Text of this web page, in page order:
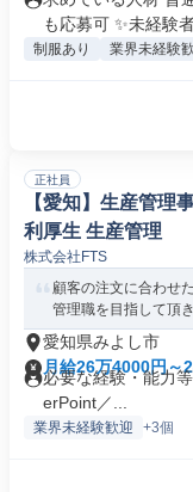
も応募可 ✨未経験
制服あり 業界未経験
正社員
【愛知】生産管
利厚生 生産管理
株式会社FTS
顧客の注文に合わせ
管理職を目指して頂
愛知県みよし市
月給26万4000円～
必要な経験・能力
erPoint／...
業界未経験歓迎 +3個